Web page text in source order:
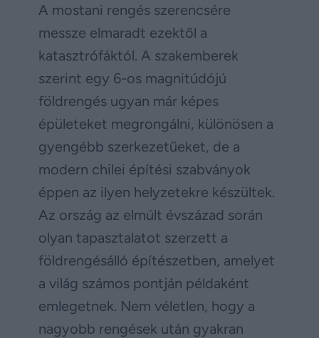
A mostani rengés szerencsére
messze elmaradt ezektől a
katasztrófáktól. A szakemberek
szerint egy 6-os magnitúdójú
földrengés ugyan már képes
épületeket megrongálni, különösen a
gyengébb szerkezetűeket, de a
modern chilei építési szabványok
éppen az ilyen helyzetekre készültek.
Az ország az elmúlt évszázad során
olyan tapasztalatot szerzett a
földrengésálló építészetben, amelyet
a világ számos pontján példaként
emlegetnek. Nem véletlen, hogy a
nagyobb rengések után gyakran